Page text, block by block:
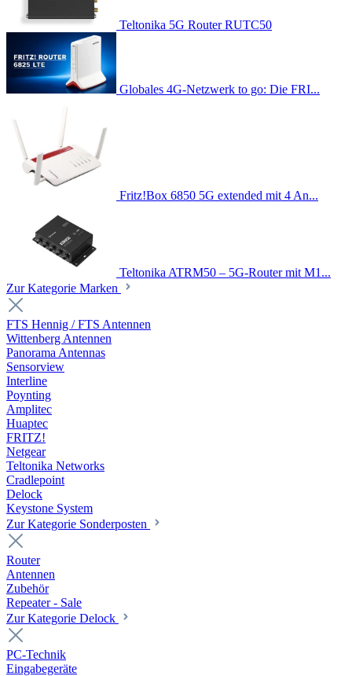
Teltonika 5G Router RUTC50
Globales 4G-Netzwerk to go: Die FRI...
Fritz!Box 6850 5G extended mit 4 An...
Teltonika ATRM50 – 5G-Router mit M1...
Zur Kategorie Marken
FTS Hennig / FTS Antennen
Wittenberg Antennen
Panorama Antennas
Sensorview
Interline
Poynting
Amplitec
Huaptec
FRITZ!
Netgear
Teltonika Networks
Cradlepoint
Delock
Keystone System
Zur Kategorie Sonderposten
Router
Antennen
Zubehör
Repeater - Sale
Zur Kategorie Delock
PC-Technik
Eingabegeräte